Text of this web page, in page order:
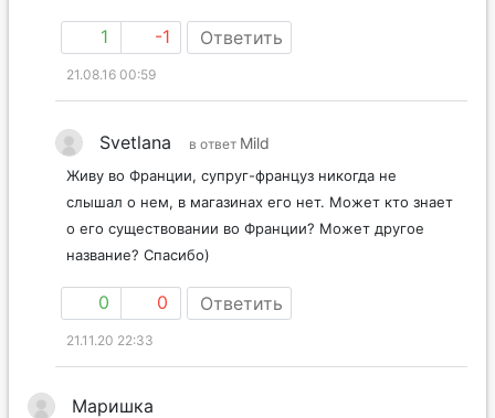
1 -1 Ответить
21.08.16 00:59
Svetlana в ответ Mild
Живу во Франции, супруг-француз никогда не
слышал о нем, в магазинах его нет. Может кто знает
о его существовании во Франции? Может другое
название? Спасибо)
0 0 Ответить
21.11.20 22:33
Маришка